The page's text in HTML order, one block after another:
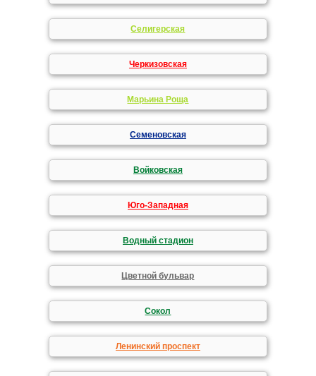
Селигерская
Черкизовская
Марьина Роща
Семеновская
Войковская
Юго-Западная
Водный стадион
Цветной бульвар
Сокол
Ленинский проспект